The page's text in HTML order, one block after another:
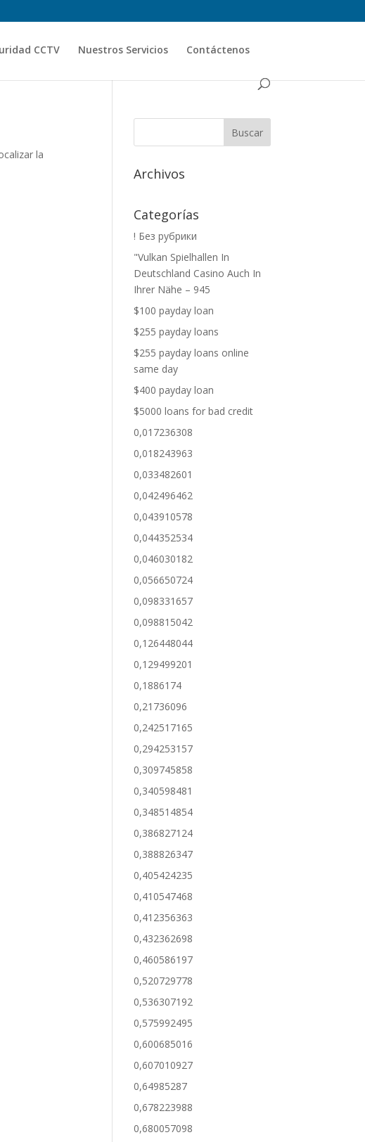
CCTV Nuestros Servicios Contáctenos
la
Archivos
Categorías
! Без рубрики
"Vulkan Spielhallen In
Deutschland Casino Auch In
Ihrer Nähe – 945
$100 payday loan
$255 payday loans
$255 payday loans online
same day
$400 payday loan
$5000 loans for bad credit
0,017236308
0,018243963
0,033482601
0,042496462
0,043910578
0,044352534
0,046030182
0,056650724
0,098331657
0,098815042
0,126448044
0,129499201
0,1886174
0,21736096
0,242517165
0,294253157
0,309745858
0,340598481
0,348514854
0,386827124
0,388826347
0,405424235
0,410547468
0,412356363
0,432362698
0,460586197
0,520729778
0,536307192
0,575992495
0,600685016
0,607010927
0,64985287
0,678223988
0,680057098